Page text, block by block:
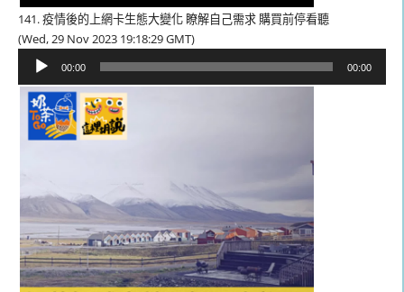
141. 疫情後的上網卡生態大變化 瞭解自己需求 購買前停看聽
(Wed, 29 Nov 2023 19:18:29 GMT)
播
器
00:00 00:00